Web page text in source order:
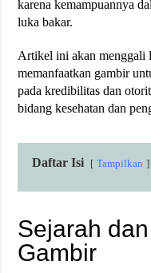
karena kemampuannya
luka bakar.
Artikel ini akan menggali
memanfaatkan gambir
pada kredibilitas dan
bidang kesehatan dan
Daftar Isi Tampilkan
Sejarah
Gambir